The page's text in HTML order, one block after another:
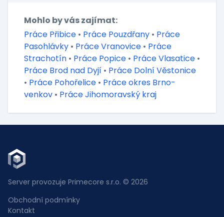
Mohlo by vás zajímat:
Práce Přibice • Práce Pouzdřany • Práce
Pasohlávky • Práce Vranovice • Práce
Strachotín • Práce Popice • Práce Vlasatice •
Práce Brod nad Dyjí • Práce Dolní Věstonice
• Práce Pohořelice • Práce okres Brno-
venkov • Práce Jihomoravský kraj
Server provozuje Primecore s.r.o. © 2026
Obchodní podmínky
Kontakt